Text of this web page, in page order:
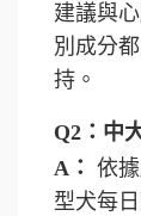
建議與
別成分
持。
Q2：中
A： 依
型犬每